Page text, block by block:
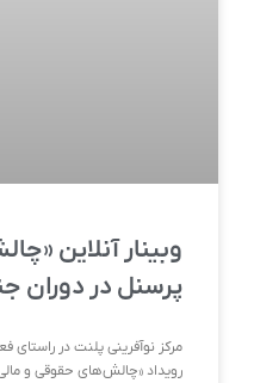
وبینار آنلاین
پرسنل در دوران
مرکز نوآفرینی پلنت در
رویداد «چالش‌های حقوقی و